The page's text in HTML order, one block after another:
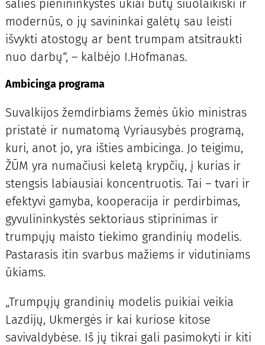
šalies pienininkystės ūkiai būtų šiuolaikiški ir
modernūs, o jų savininkai galėtų sau leisti
išvykti atostogų ar bent trumpam atsitraukti
nuo darbų“, – kalbėjo I.Hofmanas.
Ambicinga programa
Suvalkijos žemdirbiams žemės ūkio ministras
pristatė ir numatomą Vyriausybės programą,
kuri, anot jo, yra išties ambicinga. Jo teigimu,
ŽŪM yra numačiusi keletą krypčių, į kurias ir
stengsis labiausiai koncentruotis. Tai – tvari ir
efektyvi gamyba, kooperacija ir perdirbimas,
gyvulininkystės sektoriaus stiprinimas ir
trumpųjų maisto tiekimo grandinių modelis.
Pastarasis itin svarbus mažiems ir vidutiniams
ūkiams.
„Trumpųjų grandinių modelis puikiai veikia
Lazdijų, Ukmergės ir kai kuriose kitose
savivaldybėse. Iš jų tikrai gali pasimokyti ir kiti